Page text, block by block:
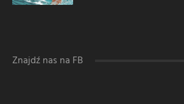
Znajdź nas na FB